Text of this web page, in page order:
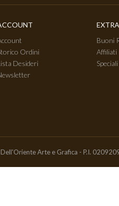
Ordini
Desideri
EXTRA
Buoni
Affiliati
Speciali
Arte e Grafica - P.I.